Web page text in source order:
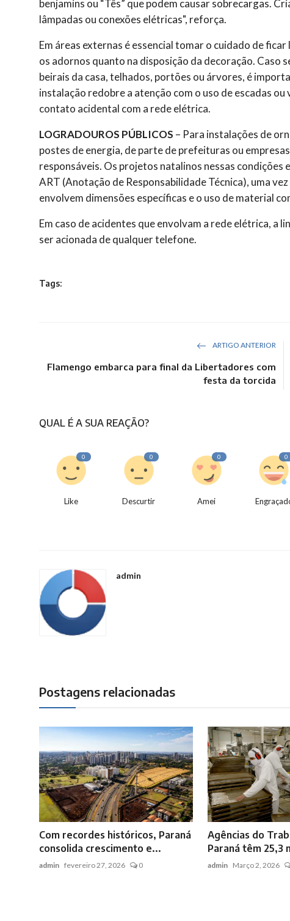
benjamins ou “Tês” que podem causar sobrecargas.
lâmpadas ou conexões elétricas", reforça.
Em áreas externas é essencial tomar o cuidado de
os adornos quanto na disposição da decoração. Caso
beirais da casa, telhados, portões ou árvores, é
instalação redobre a atenção com o uso de escadas
contato acidental com a rede elétrica.
LOGRADOUROS PÚBLICOS – Para instalações de
postes de energia, de parte de prefeituras ou
responsáveis. Os projetos natalinos nessas condições
ART (Anotação de Responsabilidade Técnica), uma
envolvem dimensões específicas e o uso de material
Em caso de acidentes que envolvam a rede elétrica, a
ser acionada de qualquer telefone.
Tags:
ARTIGO ANTERIOR
Flamengo embarca para final da Libertadores com
festa da torcida
QUAL É A SUA REAÇÃO?
0
Like
0
Descurtir
0
Amei
0
admin
Postagens relacionadas
Com recordes históricos, Paraná
consolida crescimento e...
admin fevereiro 27, 2026 0
Agências do
Paraná têm 25,3
admin Março 2, 2026